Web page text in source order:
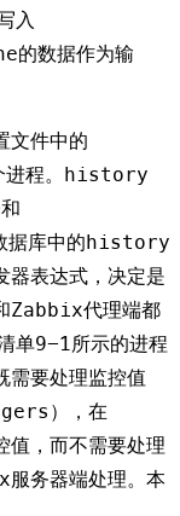
入
数据作为输
件中的
进程。history
据库中的history
表达式，决定是
Zabbix代理端都
单9-1所示的进程
要处理监控值
），在
，而不需要处理
务器端处理。本